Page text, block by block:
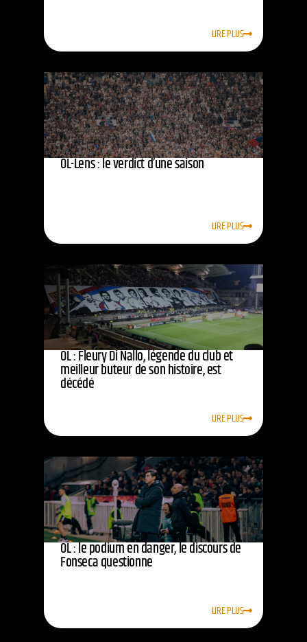
LIRE PLUS
OL-Lens : le verdict d’une saison
LIRE PLUS
OL : Fleury Di Nallo, légende du club et
meilleur buteur de son histoire, est
décédé
LIRE PLUS
OL : le podium en danger, le discours de
Fonseca questionne
LIRE PLUS